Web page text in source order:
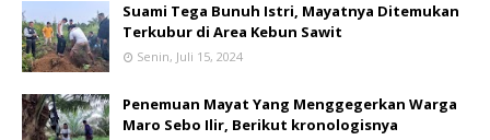
Suami Tega Bunuh Istri, Mayatnya Ditemukan
Terkubur di Area Kebun Sawit
Senin, Juli 15, 2024
Penemuan Mayat Yang Menggegerkan Warga
Maro Sebo Ilir, Berikut kronologisnya